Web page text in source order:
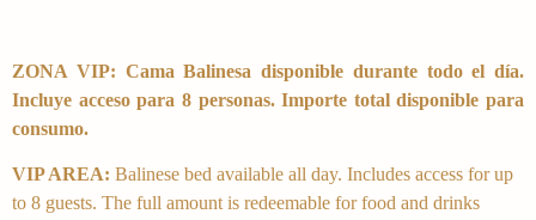
ZONA VIP: Cama Balinesa disponible durante todo el día.
Incluye acceso para 8 personas. Importe total disponible para
consumo.
VIP AREA: Balinese bed available all day. Includes access for up
to 8 guests. The full amount is redeemable for food and drinks